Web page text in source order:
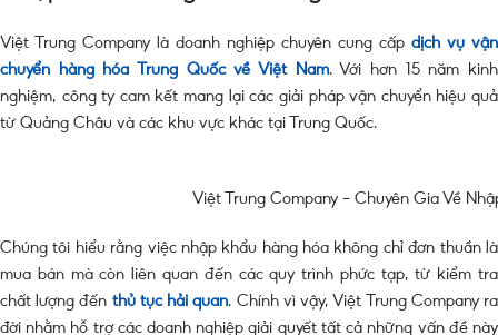
Việt Trung Company là doanh nghiệp chuyên cung cấp dịch vụ vận
chuyển hàng hóa Trung Quốc về Việt Nam. Với hơn 15 năm kinh
nghiệm, công ty cam kết mang lại các giải pháp vận chuyển hiệu quả
từ Quảng Châu và các khu vực khác tại Trung Quốc.
Việt Trung Company – Chuyên Gia Về
Chúng tôi hiểu rằng việc nhập khẩu hàng hóa không chỉ đơn thuần là
mua bán mà còn liên quan đến các quy trình phức tạp, từ kiểm tra
chất lượng đến thủ tục hải quan . Chính vì vậy, Việt Trung Company ra
đời nhằm hỗ trợ các doanh nghiệp giải quyết tất cả những vấn đề này